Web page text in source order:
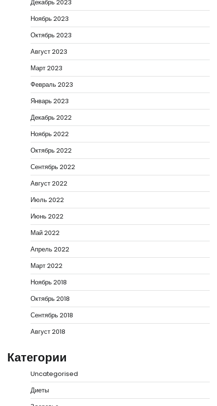
Декабрь 2023
Ноябрь 2023
Октябрь 2023
Август 2023
Март 2023
Февраль 2023
Январь 2023
Декабрь 2022
Ноябрь 2022
Октябрь 2022
Сентябрь 2022
Август 2022
Июль 2022
Июнь 2022
Май 2022
Апрель 2022
Март 2022
Ноябрь 2018
Октябрь 2018
Сентябрь 2018
Август 2018
Категории
Uncategorised
Диеты